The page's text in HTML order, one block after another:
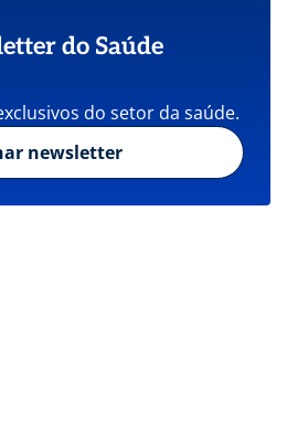
do Saúde
do setor da saúde.
newsletter